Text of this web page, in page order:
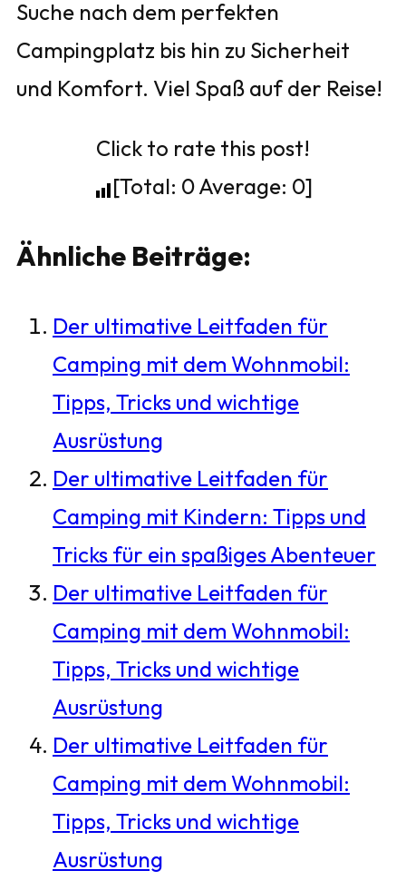
Suche nach dem perfekten
Campingplatz bis hin zu Sicherheit
und Komfort. Viel Spaß auf der Reise!
Click to rate this post!
[Total: 0Average: 0]
Ähnliche Beiträge:
Der ultimative Leitfaden für
Camping mit dem Wohnmobil:
Tipps, Tricks und wichtige
Ausrüstung
Der ultimative Leitfaden für
Camping mit Kindern: Tipps und
Tricks für ein spaßiges Abenteuer
Der ultimative Leitfaden für
Camping mit dem Wohnmobil:
Tipps, Tricks und wichtige
Ausrüstung
Der ultimative Leitfaden für
Camping mit dem Wohnmobil:
Tipps, Tricks und wichtige
Ausrüstung